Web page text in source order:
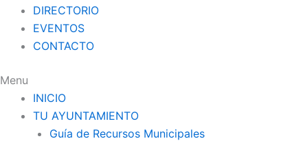
DIRECTORIO
EVENTOS
CONTACTO
Menu
INICIO
TU AYUNTAMIENTO
Guía de Recursos Municipales